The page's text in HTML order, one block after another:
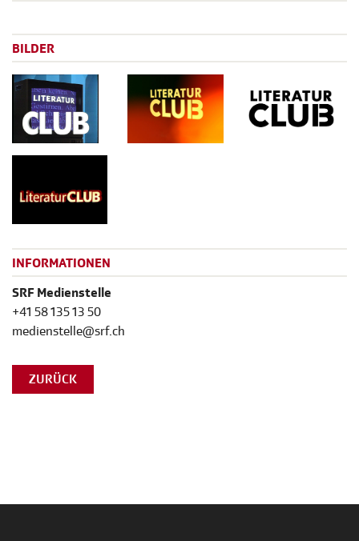
BILDER
INFORMATIONEN
SRF Medienstelle
+41 58 135 13 50
medienstelle@srf.ch
ZURÜCK